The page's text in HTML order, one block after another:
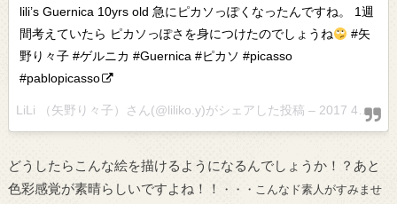
lili’s Guernica 10yrs old 急にピカソっぽくなったんですね。 1週
間考えていたら ピカソっぽさを身につけたのでしょうね
#矢
野り々子 #ゲルニカ #Guernica #ピカソ #picasso
#pablopicasso
LiLi （矢野り々子）さん(@liliko.y)がシェアした投稿 – 2017 4月 24 6:57午前 PDT
どうしたらこんな絵を描けるようになるんでしょうか！？あと
色彩感覚が素晴らしいですよね！！
・・・こんなド素人がすみませ